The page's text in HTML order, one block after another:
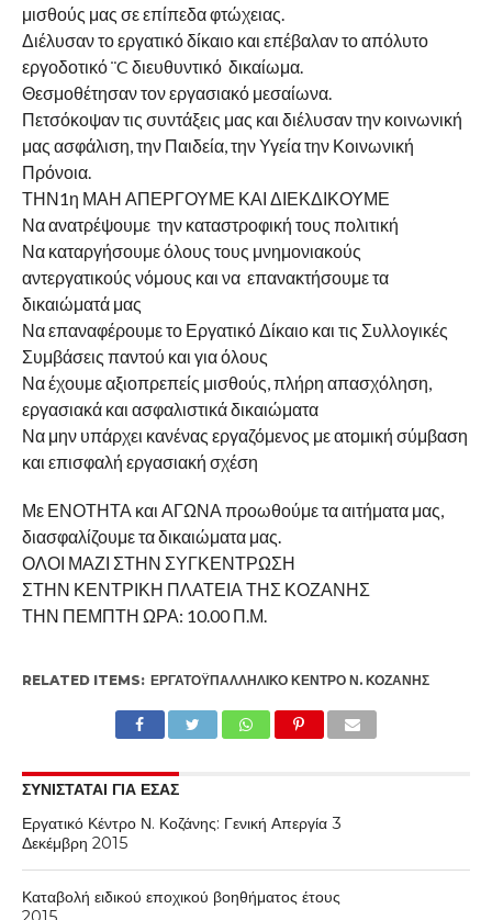
μισθούς μας σε επίπεδα φτώχειας.
Διέλυσαν το εργατικό δίκαιο και επέβαλαν το απόλυτο
εργοδοτικό ¨C διευθυντικό δικαίωμα.
Θεσμοθέτησαν τον εργασιακό μεσαίωνα.
Πετσόκοψαν τις συντάξεις μας και διέλυσαν την κοινωνική
μας ασφάλιση, την Παιδεία, την Υγεία την Κοινωνική
Πρόνοια.
ΤΗΝ1η ΜΑΗ ΑΠΕΡΓΟΥΜΕ ΚΑΙ ΔΙΕΚΔΙΚΟΥΜΕ
Να ανατρέψουμε την καταστροφική τους πολιτική
Να καταργήσουμε όλους τους μνημονιακούς
αντεργατικούς νόμους και να επανακτήσουμε τα
δικαιώματά μας
Να επαναφέρουμε το Εργατικό Δίκαιο και τις Συλλογικές
Συμβάσεις παντού και για όλους
Να έχουμε αξιοπρεπείς μισθούς, πλήρη απασχόληση,
εργασιακά και ασφαλιστικά δικαιώματα
Να μην υπάρχει κανένας εργαζόμενος με ατομική σύμβαση
και επισφαλή εργασιακή σχέση
Με ΕΝΟΤΗΤΑ και ΑΓΩΝΑ προωθούμε τα αιτήματα μας,
διασφαλίζουμε τα δικαιώματα μας.
ΟΛΟΙ ΜΑΖΙ ΣΤΗΝ ΣΥΓΚΕΝΤΡΩΣΗ
ΣΤΗΝ ΚΕΝΤΡΙΚΗ ΠΛΑΤΕΙΑ ΤΗΣ ΚΟΖΑΝΗΣ
ΤΗΝ ΠΕΜΠΤΗ ΩΡΑ: 10.00 Π.Μ.
RELATED ITEMS: ΕΡΓΑΤΟΫΠΑΛΛΗΛΙΚΟ ΚΕΝΤΡΟ Ν. ΚΟΖΑΝΗΣ
ΣΥΝΙΣΤΑΤΑΙ ΓΙΑ ΕΣΑΣ
Εργατικό Κέντρο Ν. Κοζάνης: Γενική Απεργία 3
Δεκέμβρη 2015
Καταβολή ειδικού εποχικού βοηθήματος έτους